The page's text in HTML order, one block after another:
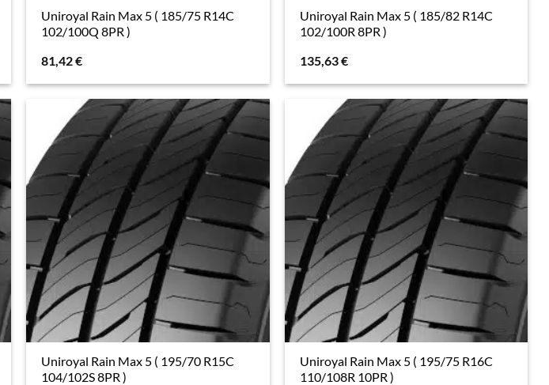
Uniroyal Rain Max 5 ( 185/75 R14C
102/100Q 8PR )
81,42€
Uniroyal Rain Max 5 ( 185/82 R14C
102/100R 8PR )
135,63€
Uniroyal Rain Max 5 ( 195/70 R15C
104/102S 8PR )
Uniroyal Rain Max 5 ( 195/75 R16C
110/108R 10PR )